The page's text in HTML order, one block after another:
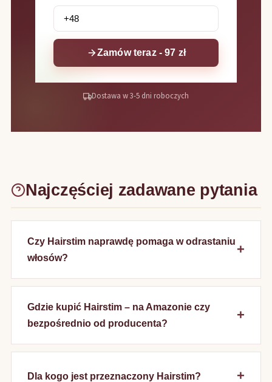
Zamów teraz - 97 zł
Dostawa w 3-5 dni roboczych
Najczęściej zadawane pytania
Czy Hairstim naprawdę pomaga w odrastaniu
włosów?
Gdzie kupić Hairstim – na Amazonie czy
bezpośrednio od producenta?
Dla kogo jest przeznaczony Hairstim?